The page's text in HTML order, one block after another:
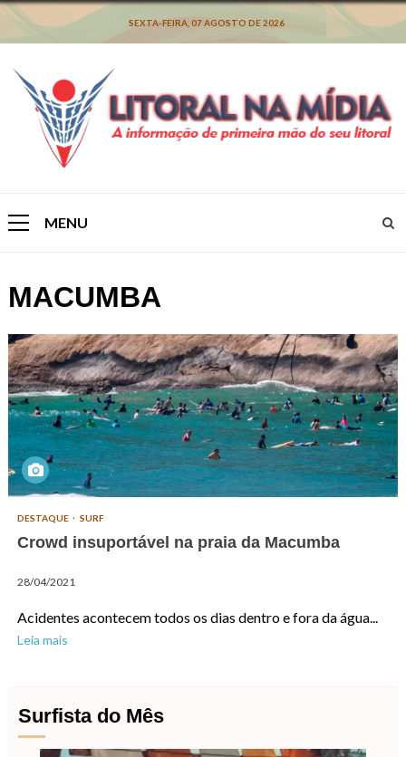
Skip
content
SEXTA-FEIRA, 07 AGOSTO DE 2026
PrimaryMENU
MACUMBA
DESTAQUE SURF
Crowd insuportável na praia da Macumba
28/04/2021
Acidentes acontecem todos os dias dentro e fora da água...
Leia mais
Surfista do Mês